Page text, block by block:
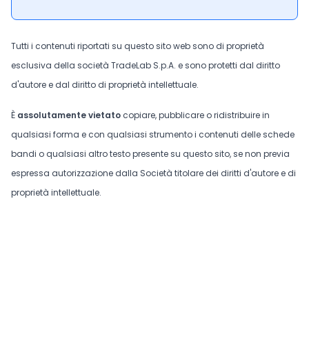
Tutti i contenuti riportati su questo sito web sono di proprietà
esclusiva della società TradeLab S.p.A. e sono protetti dal diritto
d'autore e dal diritto di proprietà intellettuale.
È assolutamente vietato copiare, pubblicare o ridistribuire in
qualsiasi forma e con qualsiasi strumento i contenuti delle schede
bandi o qualsiasi altro testo presente su questo sito, se non previa
espressa autorizzazione dalla Società titolare dei diritti d'autore e di
proprietà intellettuale.